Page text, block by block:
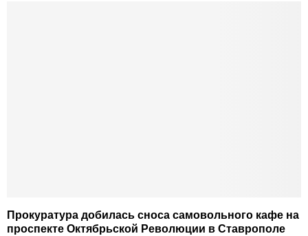
Прокуратура добилась сноса самовольного кафе на
проспекте Октябрьской Революции в Ставрополе